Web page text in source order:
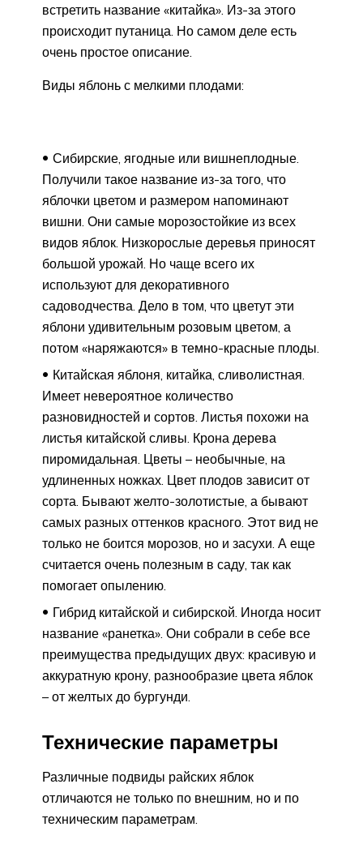
встретить название «китайка». Из-за этого
происходит путаница. Но самом деле есть
очень простое описание.
Виды яблонь с мелкими плодами:
Сибирские, ягодные или вишнеплодные.
Получили такое название из-за того, что
яблочки цветом и размером напоминают
вишни. Они самые морозостойкие из всех
видов яблок. Низкорослые деревья приносят
большой урожай. Но чаще всего их
используют для декоративного
садоводчества. Дело в том, что цветут эти
яблони удивительным розовым цветом, а
потом «наряжаются» в темно-красные плоды.
Китайская яблоня, китайка, сливолистная.
Имеет невероятное количество
разновидностей и сортов. Листья похожи на
листья китайской сливы. Крона дерева
пиромидальная. Цветы – необычные, на
удлиненных ножках. Цвет плодов зависит от
сорта. Бывают желто-золотистые, а бывают
самых разных оттенков красного. Этот вид не
только не боится морозов, но и засухи. А еще
считается очень полезным в саду, так как
помогает опылению.
Гибрид китайской и сибирской. Иногда носит
название «ранетка». Они собрали в себе все
преимущества предыдущих двух: красивую и
аккуратную крону, разнообразие цвета яблок
– от желтых до бургунди.
Технические параметры
Различные подвиды райских яблок
отличаются не только по внешним, но и по
техническим параметрам.